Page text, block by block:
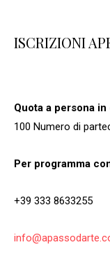
ISCRIZIONI
Quota a persona in
100 Numero di
Per programma
+39 333 8633255